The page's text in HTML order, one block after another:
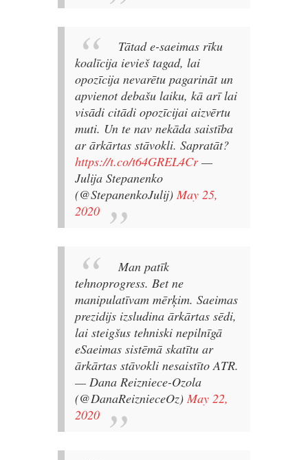
Tātad e-saeimas rīku
koalīcija ievieš tagad, lai
opozīcija nevarētu pagarināt un
apvienot debašu laiku, kā arī lai
visādi citādi opozīcijai aizvērtu
muti. Un te nav nekāda saistība
ar ārkārtas stāvokli. Sapratāt?
https://t.co/t64GREL4Cr —
Julija Stepanenko
(@StepanenkoJulij) May 25,
2020
Man patīk
tehnoprogress. Bet ne
manipulatīvam mērķim. Saeimas
prezidijs izsludina ārkārtas sēdi,
lai steigšus tehniski nepilnīgā
eSaeimas sistēmā skatītu ar
ārkārtas stāvokli nesaistīto ATR.
— Dana Reizniece-Ozola
(@DanaReiznieceOz) May 22,
2020